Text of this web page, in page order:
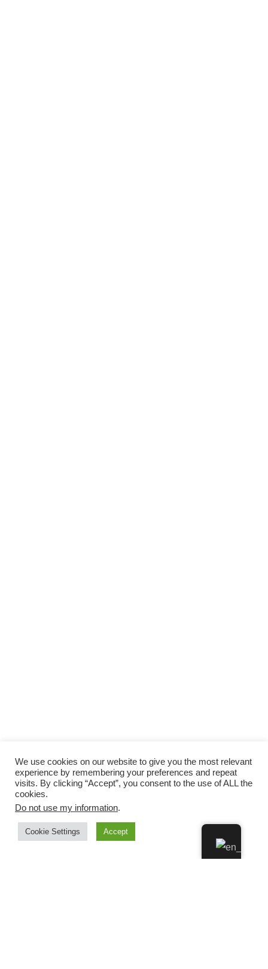
We use cookies on our website to give you the most relevant
experience by remembering your preferences and repeat
visits. By clicking “Accept”, you consent to the use of ALL the
cookies.
Do not use my information.
Cookie Settings Accept